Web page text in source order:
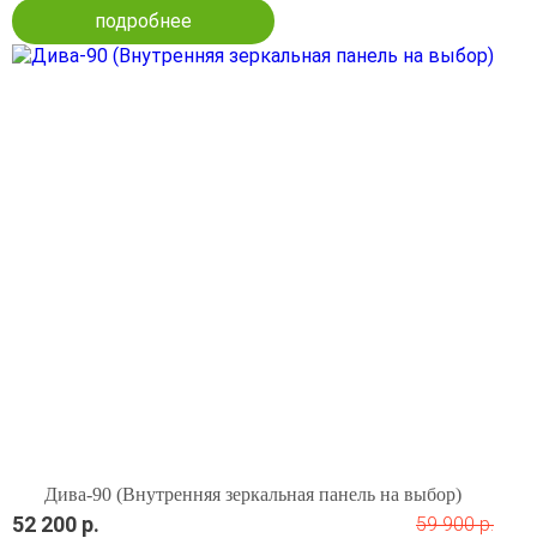
подробнее
Дива-90 (Внутренняя зеркальная панель на выбор)
52 200 р.
59 900 р.